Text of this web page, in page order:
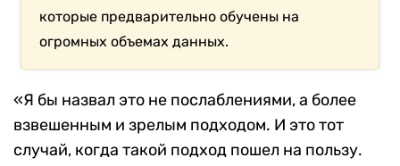
которые предварительно обучены на
огромных объемах данных.
«Я бы назвал это не послаблениями, а более
взвешенным и зрелым подходом. И это тот
случай, когда такой подход пошел на пользу.